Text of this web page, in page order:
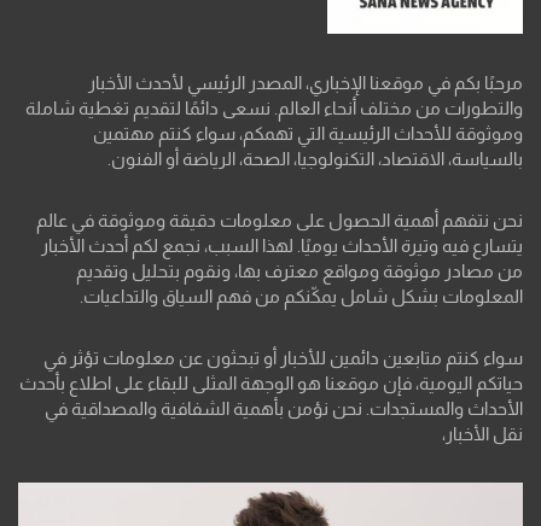
مرحبًا بكم في موقعنا الإخباري، المصدر الرئيسي لأحدث الأخبار
والتطورات من مختلف أنحاء العالم. نسعى دائمًا لتقديم تغطية شاملة
وموثوقة للأحداث الرئيسية التي تهمكم، سواء كنتم مهتمين
بالسياسة، الاقتصاد، التكنولوجيا، الصحة، الرياضة أو الفنون.
نحن نتفهم أهمية الحصول على معلومات دقيقة وموثوقة في عالم
يتسارع فيه وتيرة الأحداث يوميًا. لهذا السبب، نجمع لكم أحدث الأخبار
من مصادر موثوقة ومواقع معترف بها، ونقوم بتحليل وتقديم
المعلومات بشكل شامل يمكّنكم من فهم السياق والتداعيات.
سواء كنتم متابعين دائمين للأخبار أو تبحثون عن معلومات تؤثر في
حياتكم اليومية، فإن موقعنا هو الوجهة المثلى للبقاء على اطلاع بأحدث
الأحداث والمستجدات. نحن نؤمن بأهمية الشفافية والمصداقية في
نقل الأخبار،